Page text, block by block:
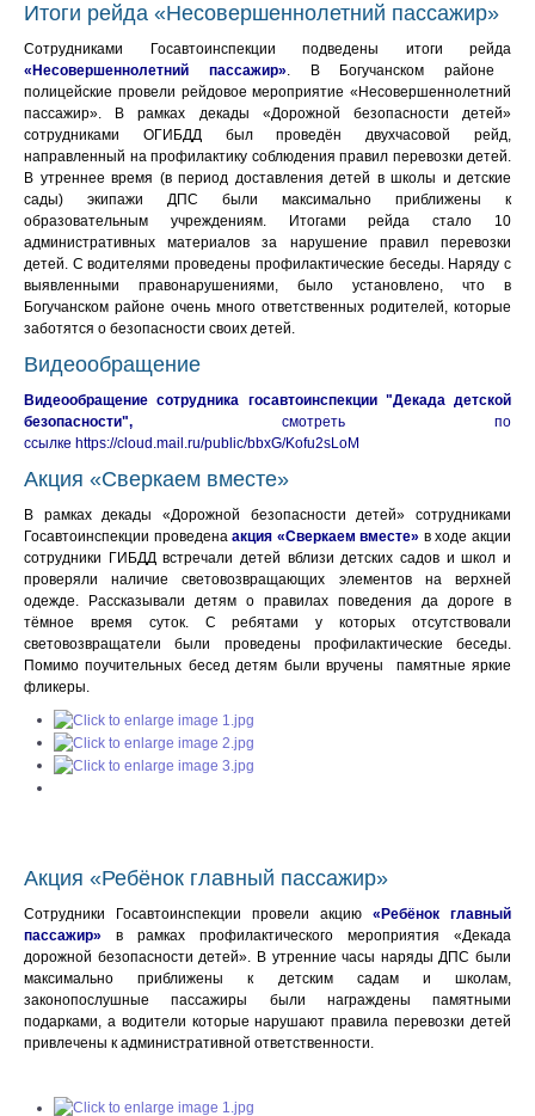
Итоги рейда «Несовершеннолетний пассажир»
Сотрудниками Госавтоинспекции подведены итоги рейда
«Несовершеннолетний пассажир». В Богучанском районе
полицейские провели рейдовое мероприятие «Несовершеннолетний
пассажир». В рамках декады «Дорожной безопасности детей»
сотрудниками ОГИБДД был проведён двухчасовой рейд,
направленный на профилактику соблюдения правил перевозки детей.
В утреннее время (в период доставления детей в школы и детские
сады) экипажи ДПС были максимально приближены к
образовательным учреждениям. Итогами рейда стало 10
административных материалов за нарушение правил перевозки
детей. С водителями проведены профилактические беседы. Наряду с
выявленными правонарушениями, было установлено, что в
Богучанском районе очень много ответственных родителей, которые
заботятся о безопасности своих детей.
Видеообращение
Видеообращение сотрудника госавтоинспекции "Декада детской
безопасности", смотреть по
ссылке https://cloud.mail.ru/public/bbxG/Kofu2sLoM
Акция «Сверкаем вместе»
В рамках декады «Дорожной безопасности детей» сотрудниками
Госавтоинспекции проведенаакция «Сверкаем вместе» в ходе акции
сотрудники ГИБДД встречали детей вблизи детских садов и школ и
проверяли наличие световозвращающих элементов на верхней
одежде. Рассказывали детям о правилах поведения да дороге в
тёмное время суток. С ребятами у которых отсутствовали
световозвращатели были проведены профилактические беседы.
Помимо поучительных бесед детям были вручены памятные яркие
фликеры.
Акция «Ребёнок главный пассажир»
Сотрудники Госавтоинспекции провели акцию «Ребёнок главный
пассажир» в рамках профилактического мероприятия «Декада
дорожной безопасности детей». В утренние часы наряды ДПС были
максимально приближены к детским садам и школам,
законопослушные пассажиры были награждены памятными
подарками, а водители которые нарушают правила перевозки детей
привлечены к административной ответственности.